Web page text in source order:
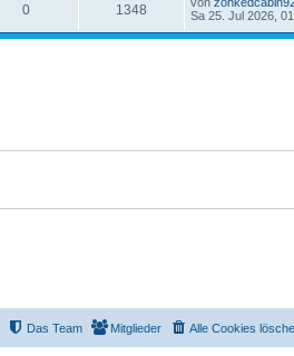
0 1348
Sa 25. Jul 2026,
Alle Cookies
Mitglieder
Das Team